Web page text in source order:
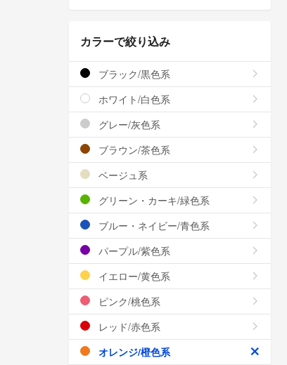
カラーで絞り込み
ブラック/黒色系
ホワイト/白色系
グレー/灰色系
ブラウン/茶色系
ベージュ系
グリーン・カーキ/緑色系
ブルー・ネイビー/青色系
パープル/紫色系
イエロー/黄色系
ピンク/桃色系
レッド/赤色系
オレンジ/橙色系